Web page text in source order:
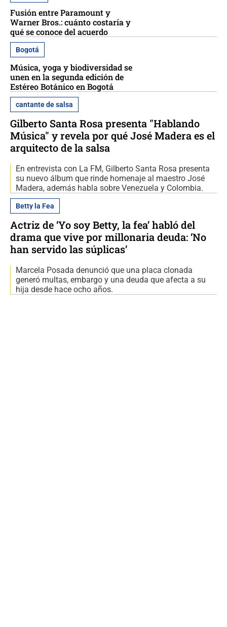
Fusión entre Paramount y
Warner Bros.: cuánto costaría y
qué se conoce del acuerdo
Bogotá
Música, yoga y biodiversidad se
unen en la segunda edición de
Estéreo Botánico en Bogotá
cantante de salsa
Gilberto Santa Rosa presenta "Hablando
Música" y revela por qué José Madera es el
arquitecto de la salsa
En entrevista con La FM, Gilberto Santa Rosa presenta
su nuevo álbum que rinde homenaje al maestro José
Madera, además habla sobre Venezuela y Colombia.
Betty la Fea
Actriz de ‘Yo soy Betty, la fea’ habló del
drama que vive por millonaria deuda: ‘No
han servido las súplicas’
Marcela Posada denunció que una placa clonada
generó multas, embargo y una deuda que afecta a su
hija desde hace ocho años.